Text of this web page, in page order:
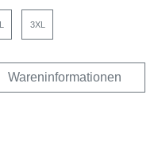
3XL
Wareninformationen